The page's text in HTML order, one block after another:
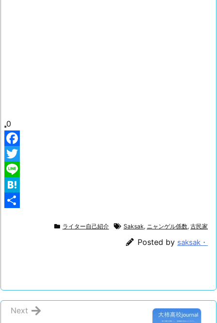
0
F
a
e
T
w
H
ライター自己紹介 Saksak, ニャンゲル係数, 古民家
Posted by saksak・
Next